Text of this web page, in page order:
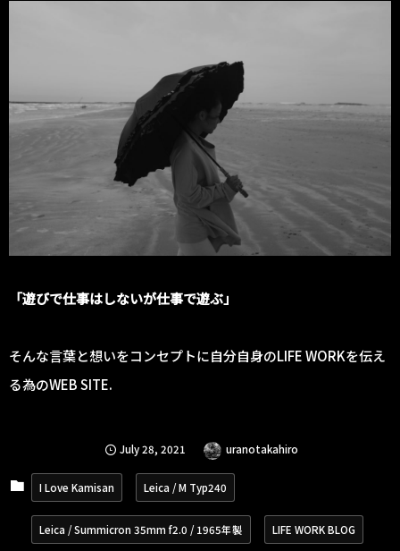
「遊びで仕事はしないが仕事で遊ぶ」
そんな言葉と想いをコンセプトに自分自身のLIFE WORKを伝え
る為のWEB SITE.
July 28, 2021 uranotakahiro
I Love Kamisan Leica / M Typ240
Leica / Summicron 35mm f2.0 / 1965年製 LIFE WORK BLOG